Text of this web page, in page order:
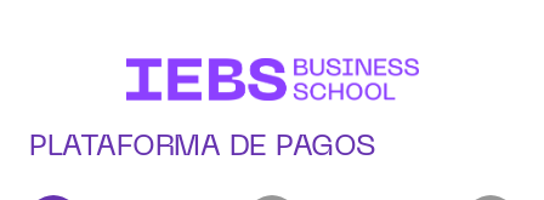
PLATAFORMA DE PAGOS